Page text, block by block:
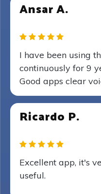
Ansar A.
I have been using
continuously for 9
Good apps clear
Ricardo P.
Excellent app, it's
useful.